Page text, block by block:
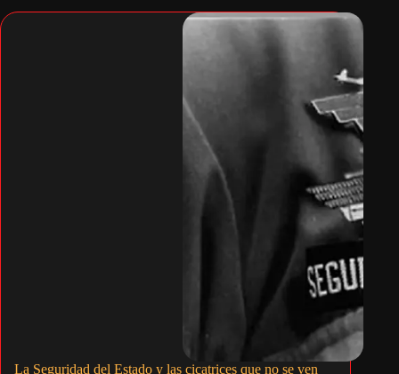
La Seguridad del Estado y las cicatrices que no se ven